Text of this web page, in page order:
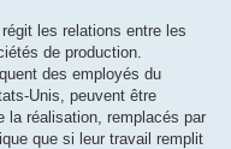
les relations entre les
de production.
des employés du
Unis, peuvent être
la réalisation, remplacés par
que si leur travail remplit